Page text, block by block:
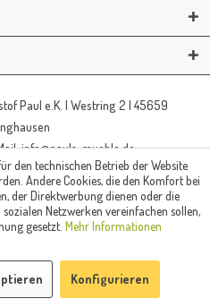
Paul e.K. | Westring 2 | 45659
info@pauls-muehle.de
den technischen Betrieb der Website
Andere Cookies, die den Komfort bei
der Direktwerbung dienen oder die
Netzwerken vereinfachen sollen,
gesetzt. Mehr Informationen
Konfigurieren